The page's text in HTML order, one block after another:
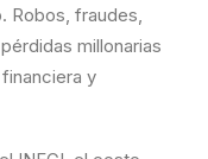
Robos, fraudes,
millonarias
y